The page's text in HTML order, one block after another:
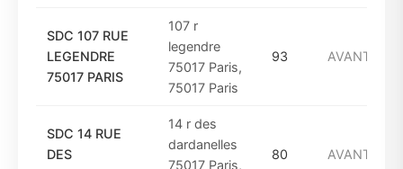
SDC 107 RUE
LEGENDRE
75017 PARIS
107 r
legendre
75017 Paris,
75017 Paris
93
SDC 14 RUE
DES
14 r des
dardanelles
75017 Paris,
80